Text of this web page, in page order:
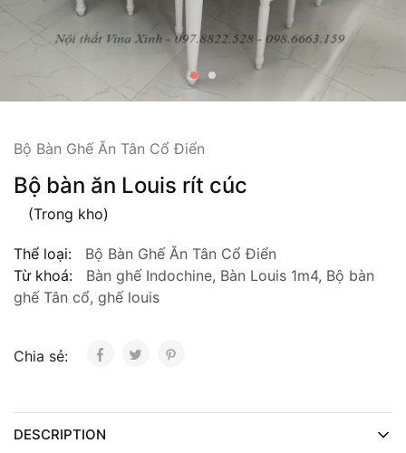
Bộ Bàn Ghế Ăn Tân Cổ Điển
Bộ bàn ăn Louis rít cúc
(Trong kho)
Thể loại:
Bộ Bàn Ghế Ăn Tân Cổ Điển
Từ khoá:
Bàn ghế Indochine, Bàn Louis 1m4, Bộ bàn
ghế Tân cổ, ghế louis
Chia sẻ:
DESCRIPTION